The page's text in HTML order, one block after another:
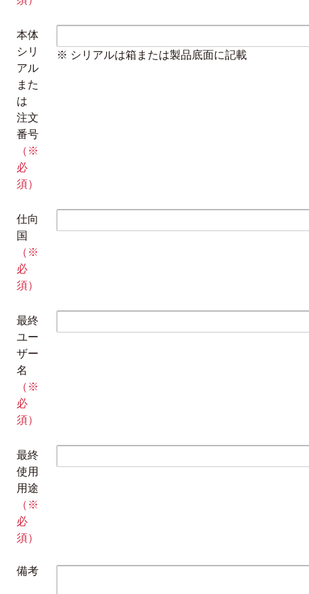
本体
シリ
アル
また
は
注文
番号
（※
必
須）
※ シリアルは箱または製品底面に記載
仕向
国
（※
必
須）
最終
ユー
ザー
名
（※
必
須）
最終
使用
用途
（※
必
須）
備考